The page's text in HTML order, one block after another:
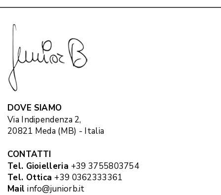
DOVE SIAMO
Via Indipendenza 2,
20821 Meda (MB) - Italia
CONTATTI
Tel. Gioielleria +39 3755803754
Tel. Ottica +39 0362333361
Mail info@juniorb.it